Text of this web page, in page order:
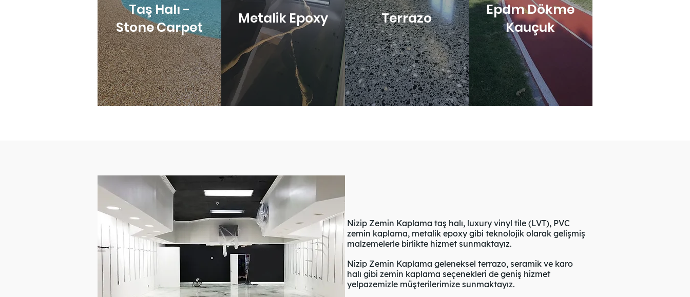
Taş Halı -
Stone Carpet
Metalik Epoxy Terrazo
Epdm Dökme
Kauçuk
Nizip Zemin Kaplama taş halı, luxury vinyl tile (LVT), PVC
zemin kaplama, metalik epoxy gibi teknolojik olarak gelişmiş
malzemelerle birlikte hizmet sunmaktayız.
Nizip Zemin Kaplama geleneksel terrazo, seramik ve karo
halı gibi zemin kaplama seçenekleri de geniş hizmet
yelpazemizle müşterilerimize sunmaktayız.